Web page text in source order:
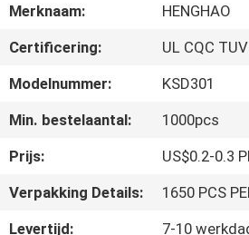
OVER
ONS
CONTACTEER
Merknaam:
HENGHAO
Certificering:
UL CQC
Modelnummer:
KSD301
Min. bestelaantal:
1000pcs
Prijs:
US$0.2-0.3
Verpakking Details:
1650 PCS
Levertijd:
7-10